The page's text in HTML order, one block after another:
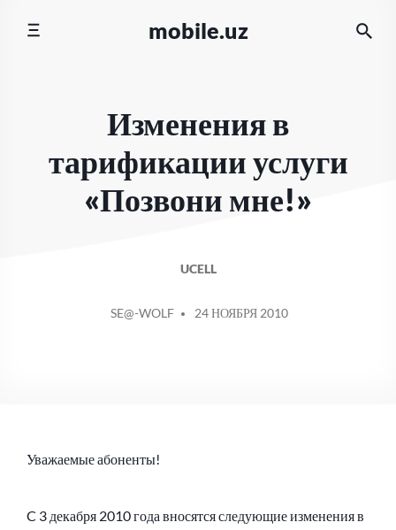
mobile.uz
Изменения в
тарификации услуги
«Позвони мне!»
UCELL
ОТ
SE@-WOLF 24 НОЯБРЯ 2010
Уважаемые абоненты!
C 3 декабря 2010 года вносятся следующие изменения в